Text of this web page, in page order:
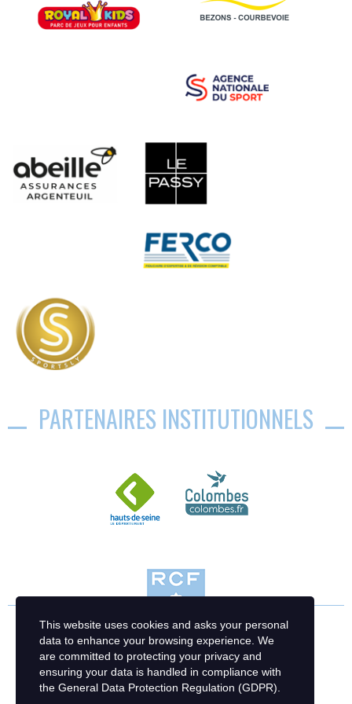
PARTENAIRES INSTITUTIONNELS
This website uses cookies and asks your personal
data to enhance your browsing experience. We
are committed to protecting your privacy and
ensuring your data is handled in compliance with
the General Data Protection Regulation (GDPR)